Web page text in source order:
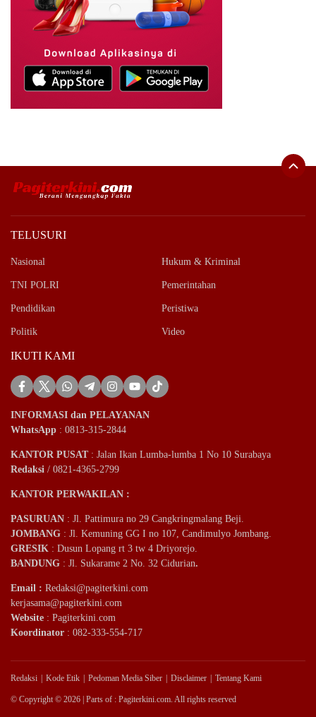
TELUSURI
Nasional Hukum & Kriminal
TNI POLRI Pemerintahan
Pendidikan Peristiwa
Politik Video
IKUTI KAMI
INFORMASI dan PELAYANAN
WhatsApp : 0813-315-2844
KANTOR PUSAT: Jalan Ikan Lumba-lumba 1 No 10 Surabaya
Redaksi / 0821-4365-2799
KANTOR PERWAKILAN :
PASURUAN : Jl. Pattimura no 29 Cangkringmalang Beji.
JOMBANG : Jl. Kemuning GG I no 107, Candimulyo Jombang.
GRESIK : Dusun Lopang rt 3 tw 4 Driyorejo.
BANDUNG : Jl. Sukarame 2 No. 32 Cidurian.
Email : Redaksi@pagiterkini.com
kerjasama@pagiterkini.com
Website : Pagiterkini.com
Koordinator : 082-333-554-717
Redaksi Kode Etik Pedoman Media Siber Disclaimer Tentang Kami
© Copyright © 2026 | Parts of : Pagiterkini.com. All rights reserved